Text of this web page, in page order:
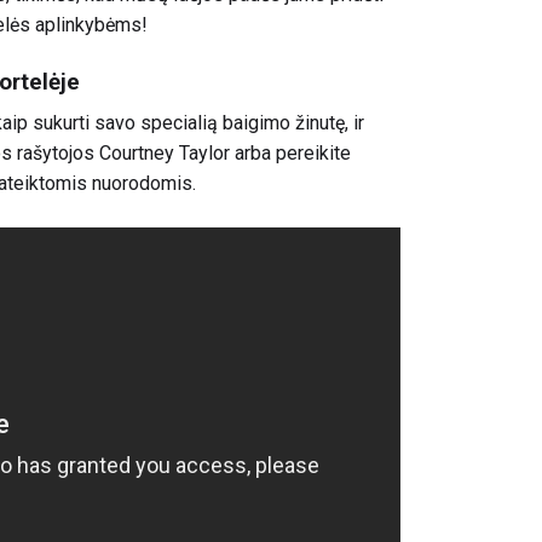
aplinkybėms!
sukurti savo specialią baigimo žinutę, ir
rašytojos Courtney Taylor arba pereikite
nuorodomis.